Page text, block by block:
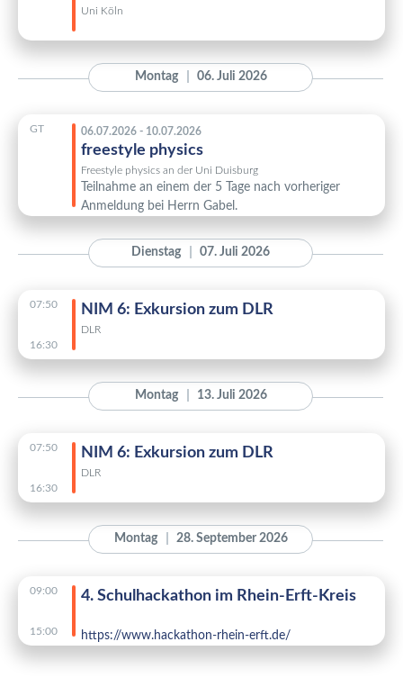
Uni Köln
Montag 06. Juli 2026
GT 06.07.2026 - 10.07.2026
freestyle physics
Freestyle physics an der Uni Duisburg
Teilnahme an einem der 5 Tage nach vorheriger
Anmeldung bei Herrn Gabel.
Dienstag 07. Juli 2026
07:50
16:30
NIM 6: Exkursion zum DLR
DLR
Montag 13. Juli 2026
07:50
16:30
NIM 6: Exkursion zum DLR
DLR
Montag 28. September 2026
09:00
15:00
4. Schulhackathon im Rhein-Erft-Kreis
https://www.hackathon-rhein-erft.de/